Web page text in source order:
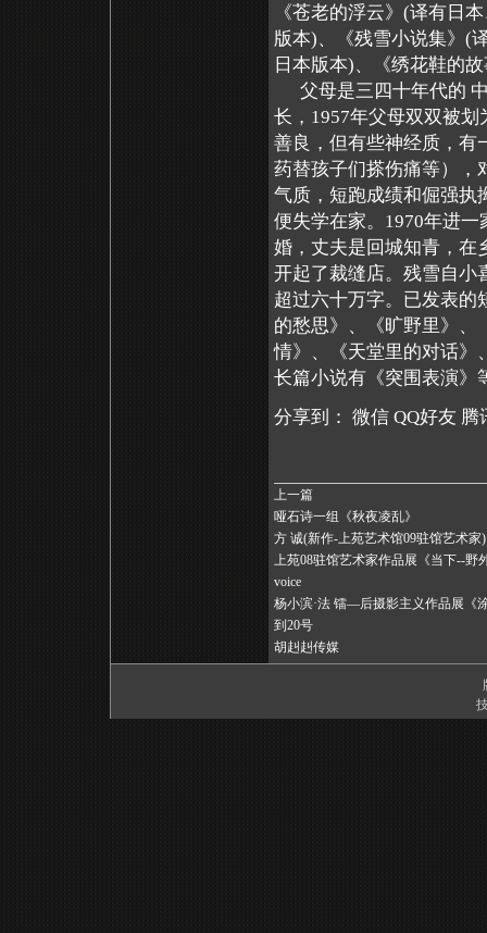
《苍老的浮云》(译有日
版本)、《残雪小说集》(
日本版本)、《绣花鞋的
父母是三四十年代的 中
长，1957年父母双双被
善良，但有些神经质，有
药替孩子们搽伤痛等），
气质，短跑成绩和倔强执
便失学在家。1970年进
婚，丈夫是回城知青，在
开起了裁缝店。残雪自小
超过六十万字。已发表的
的愁思》、《旷野里》、
情》、《天堂里的对话》
长篇小说有《突围表演》
分享到： 微信 QQ好友 腾
上一篇
哑石诗一组《秋夜凌乱》
方 诚(新作-上苑艺术馆09驻馆艺术家)
上苑08驻馆艺术家作品展《当下--野
voice
杨小滨·法 镭—后摄影主义作品展《
到20号
胡赳赳传媒